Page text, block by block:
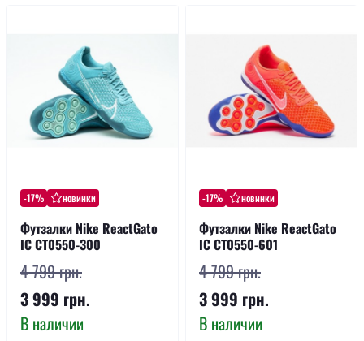
-17% новинки
Футзалки Nike ReactGato
IC CT0550-300
4 799 грн.
3 999 грн.
В наличии
-17% новинки
Футзалки Nike ReactGato
IC CT0550-601
4 799 грн.
3 999 грн.
В наличии